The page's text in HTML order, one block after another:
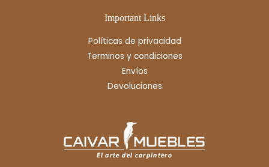
Important Links
Políticas de privacidad
Terminos y condiciones
Envíos
Devoluciones